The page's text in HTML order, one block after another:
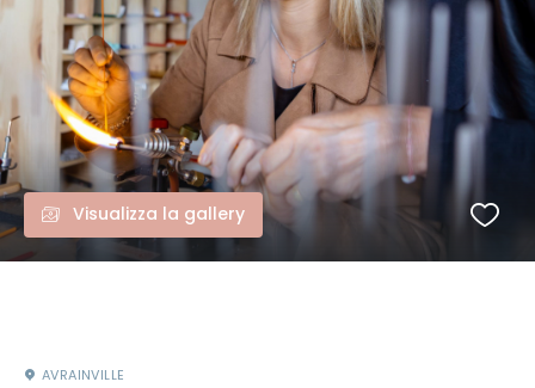
Visualizza la gallery
AVRAINVILLE